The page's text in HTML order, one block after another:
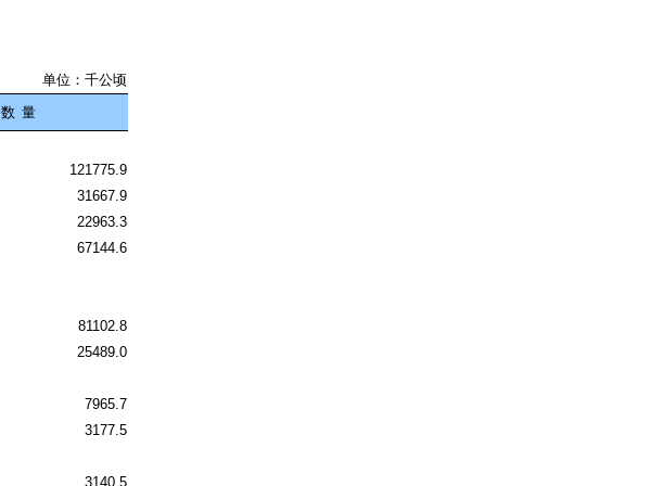
单位：千公顷
数 量
121775.9
31667.9
22963.3
67144.6
81102.8
25489.0
7965.7
3177.5
3140.5